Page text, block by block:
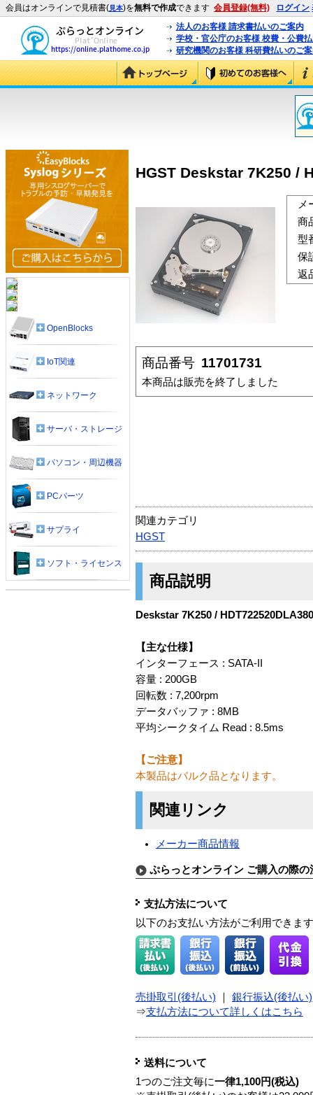
会員はオンラインで見積書(見本)を無料で作成できます 会員登録(無料) ログイン
法人のお客様 請求書払いのご案内
学校・官公庁のお客様 校費・公費
研究機関のお客様 科研費払いのご
HGST Deskstar 7K250 /
メ
商
型
保
返
商品番号 11701731
本商品は販売を終了しました
関連カテゴリ
HGST
商品説明
Deskstar 7K250 / HDT722520DLA380
【主な仕様】
インターフェース : SATA-II
容量 : 200GB
回転数 : 7,200rpm
データバッファ : 8MB
平均シークタイム Read : 8.5ms
【ご注意】
本製品はバルク品となります。
関連リンク
メーカー商品情報
ぷらっとオンライン ご購入の際の
支払方法について
以下のお支払い方法がご利用できます
売掛取引(後払い) 銀行振込(後払い)
⇒支払方法について詳しくはこちら
送料について
1つのご注文毎に一律1,100円(税込)
OpenBlocks
IoT関連
ネットワーク
サーバ・ストレージ
パソコン・周辺機器
PCパーツ
サプライ
ソフト・ライセンス